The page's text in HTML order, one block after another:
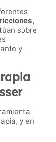
sobre
y
y en